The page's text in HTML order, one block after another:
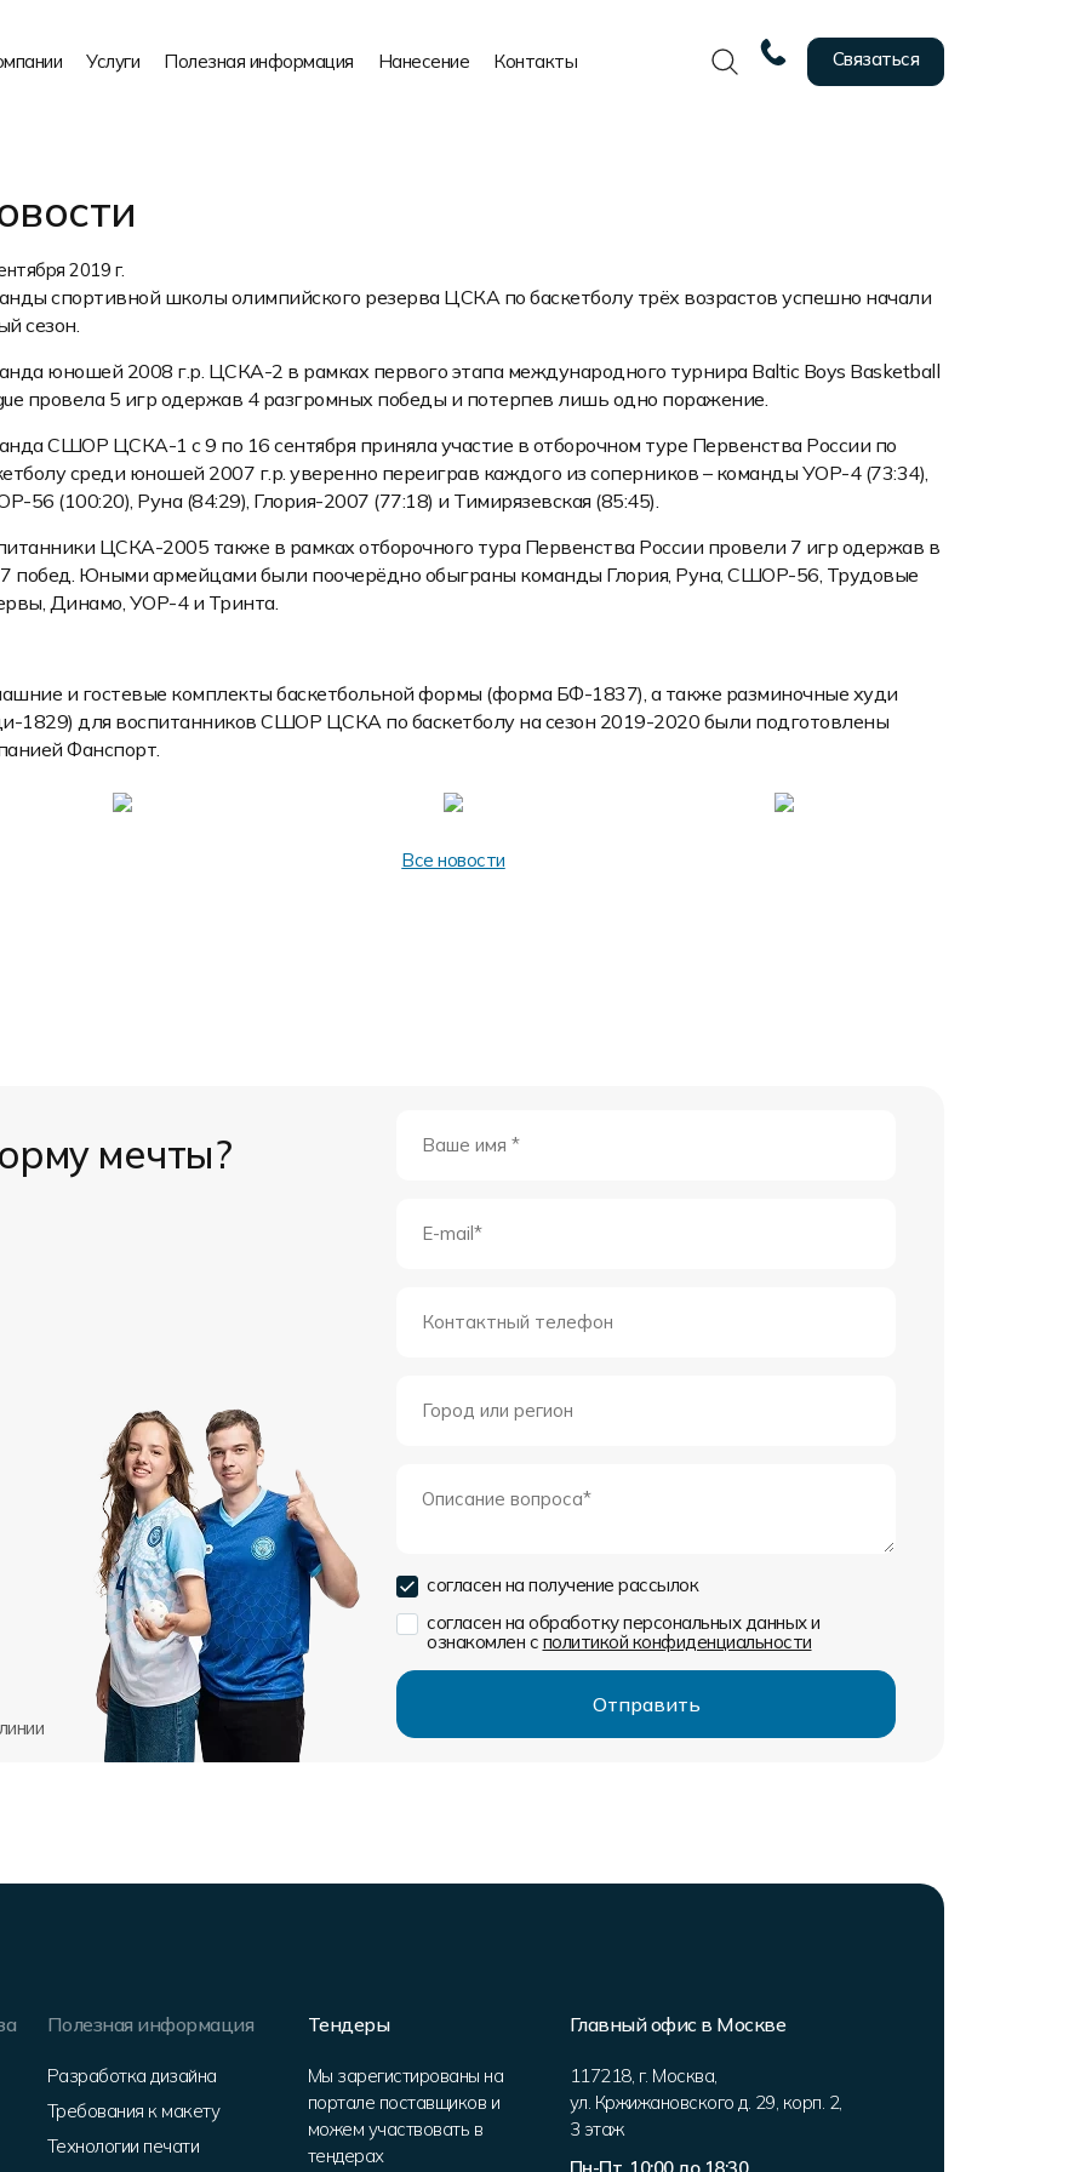
Услуги Полезная информация Нанесение Контакты Связаться
2019 г.
спортивной школы олимпийского резерва ЦСКА по баскетболу трёх возрастов успешно начали
сезон.
юношей 2008 г.р. ЦСКА-2 в рамках первого этапа международного турнира Baltic Boys Basketball
провела 5 игр одержав 4 разгромных победы и потерпев лишь одно поражение.
СШОР ЦСКА-1 с 9 по 16 сентября приняла участие в отборочном туре Первенства России по
среди юношей 2007 г.р. уверенно переиграв каждого из соперников – команды УОР-4 (73:34),
56 (100:20), Руна (84:29), Глория-2007 (77:18) и Тимирязевская (85:45).
ЦСКА-2005 также в рамках отборочного тура Первенства России провели 7 игр одержав в
побед. Юными армейцами были поочерёдно обыграны команды Глория, Руна, СШОР-56, Трудовые
Динамо, УОР-4 и Тринта.
и гостевые комплекты баскетбольной формы (форма БФ-1837), а также разминочные худи
1829) для воспитанников СШОР ЦСКА по баскетболу на сезон 2019-2020 были подготовлены
Фанспорт.
Все новости
мечты?
согласен на получение рассылок
согласен на обработку персональных данных и
ознакомлен с политикой конфиденциальности
Полезная информация
Разработка дизайна
Требования к макету
Технологии печати
Тендеры
Мы зарегистированы на
портале поставщиков и
можем участвовать в
тендерах
Главный офис в Москве
117218, г. Москва,
ул. Кржижановского д. 29, корп. 2,
3 этаж